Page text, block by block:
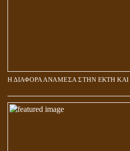
Η ΔΙΑΦΟΡΑ ΑΝΑΜΕΣΑ ΣΤΗΝ ΕΚΤΗ